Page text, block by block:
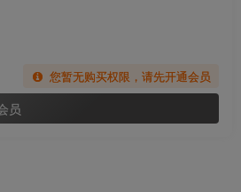
您暂无购买权限，请先开通会员
员